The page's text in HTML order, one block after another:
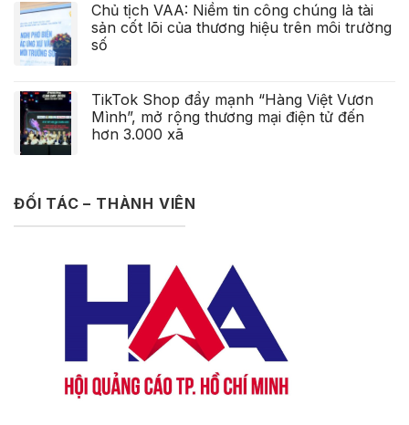
Chủ tịch VAA: Niềm tin công chúng là tài
sản cốt lõi của thương hiệu trên môi trường
số
TikTok Shop đẩy mạnh “Hàng Việt Vươn
Mình”, mở rộng thương mại điện tử đến
hơn 3.000 xã
ĐỐI TÁC – THÀNH VIÊN